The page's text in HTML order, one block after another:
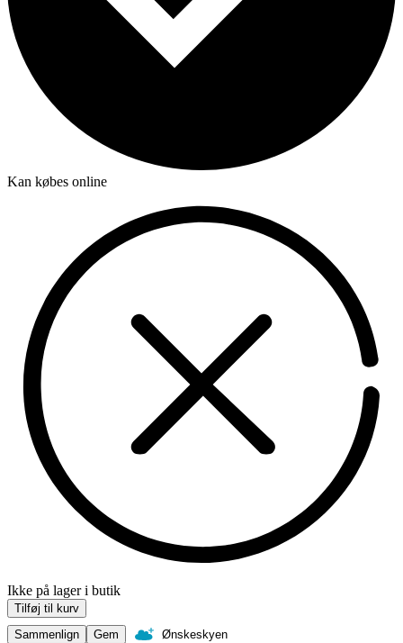
Kan købes online
Ikke på lager i butik
Tilføj til kurv
Sammenlign
Gem Ønskeskyen